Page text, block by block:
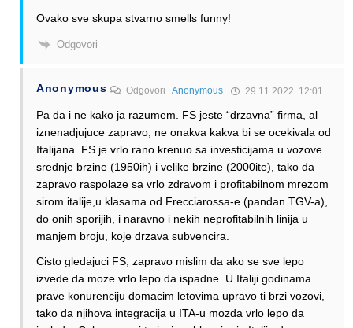
Ovako sve skupa stvarno smells funny!
Odgovori
Anonymous OdgovoriAnonymous 29.11.2022. 12:01
Pa da i ne kako ja razumem. FS jeste “drzavna” firma, al
iznenadjujuce zapravo, ne onakva kakva bi se ocekivala od
Italijana. FS je vrlo rano krenuo sa investicijama u vozove
srednje brzine (1950ih) i velike brzine (2000ite), tako da
zapravo raspolaze sa vrlo zdravom i profitabilnom mrezom
sirom italije,u klasama od Frecciarossa-e (pandan TGV-a),
do onih sporijih, i naravno i nekih neprofitabilnih linija u
manjem broju, koje drzava subvencira.
Cisto gledajuci FS, zapravo mislim da ako se sve lepo
izvede da moze vrlo lepo da ispadne. U Italiji godinama
prave konurenciju domacim letovima upravo ti brzi vozovi,
tako da njihova integracija u ITA-u mozda vrlo lepo da